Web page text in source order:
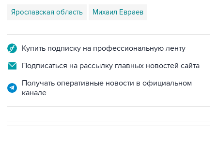
Ярославская область Михаил Евраев
Купить подписку на профессиональную ленту
Подписаться на рассылку главных новостей сайта
Получать оперативные новости в официальном
канале